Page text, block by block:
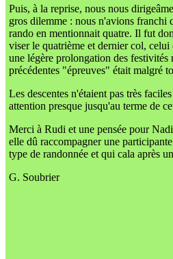
Puis, à la reprise, nous nous
gros dilemme : nous n'avions franchi
rando en mentionnait quatre. Il fut
viser le quatrième et dernier col,
une légère prolongation des festivités
précédentes "épreuves" était malgré
Les descentes n'étaient pas très
attention presque jusqu'au terme de
Merci à Rudi et une pensée pour
elle dû raccompagner une
type de randonnée et qui cala après
G. Soubrier